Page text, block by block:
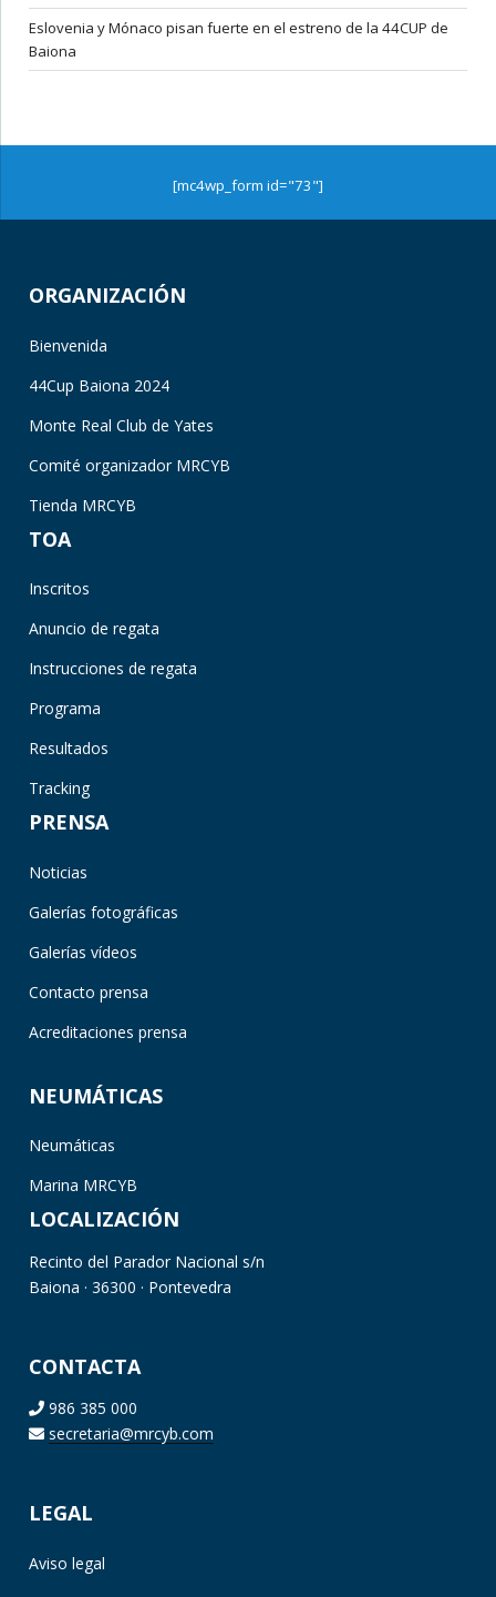
Eslovenia y Mónaco pisan fuerte en el estreno de la 44CUP de
Baiona
[mc4wp_form id="73"]
ORGANIZACIÓN
Bienvenida
44Cup Baiona 2024
Monte Real Club de Yates
Comité organizador MRCYB
Tienda MRCYB
TOA
Inscritos
Anuncio de regata
Instrucciones de regata
Programa
Resultados
Tracking
PRENSA
Noticias
Galerías fotográficas
Galerías vídeos
Contacto prensa
Acreditaciones prensa
NEUMÁTICAS
Neumáticas
Marina MRCYB
LOCALIZACIÓN
Recinto del Parador Nacional s/n
Baiona · 36300 · Pontevedra
CONTACTA
986 385 000
secretaria@mrcyb.com
LEGAL
Aviso legal